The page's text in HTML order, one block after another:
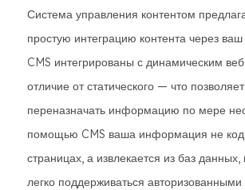
Система управления контентом
простую интеграцию контента через
CMS интегрированы с динамическим
отличие от статического — что
переназначать информацию по мере
помощью CMS ваша информация не
страницах, а извлекается из баз данных,
легко поддерживаться авторизованными